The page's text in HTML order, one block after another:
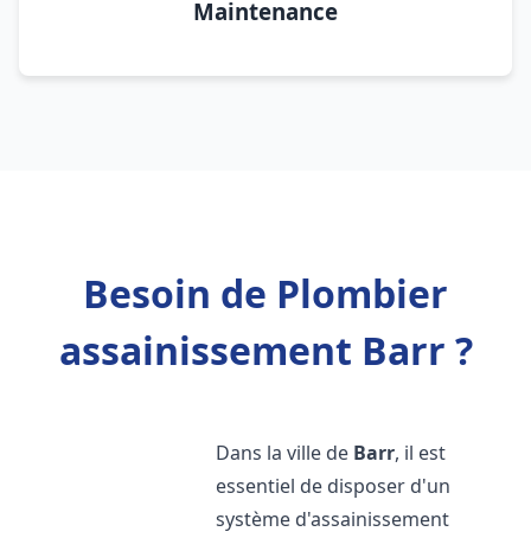
Maintenance
Besoin de Plombier
assainissement Barr ?
Dans la ville de Barr, il est
essentiel de disposer d'un
système d'assainissement